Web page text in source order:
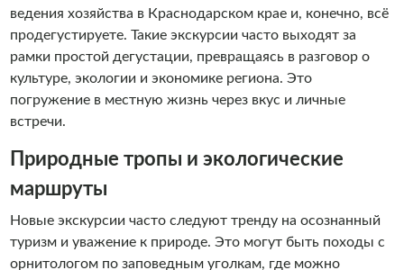
ведения хозяйства в Краснодарском крае и, конечно, всё
продегустируете. Такие экскурсии часто выходят за
рамки простой дегустации, превращаясь в разговор о
культуре, экологии и экономике региона. Это
погружение в местную жизнь через вкус и личные
встречи.
Природные тропы и экологические
маршруты
Новые экскурсии часто следуют тренду на осознанный
туризм и уважение к природе. Это могут быть походы с
орнитологом по заповедным уголкам, где можно